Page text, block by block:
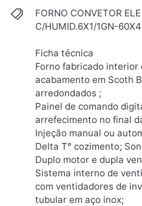
FORNO CONVETOR
C/HUMID.6X1/1GN-
Ficha técnica
Forno fabricado interior
acabamento em Scoth
arredondados ;
Painel de comando
arrefecimento no final
Injeção manual ou
Delta T° cozimento;
Duplo motor e dupla
Sistema interno de
com ventidadores de
tubular em aço inox;